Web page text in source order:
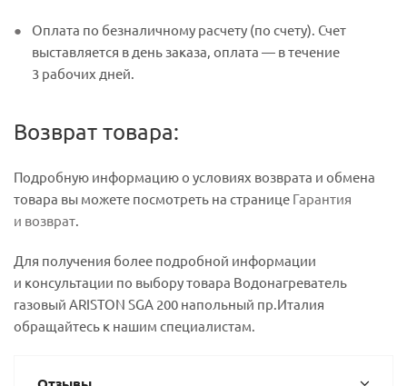
Оплата по безналичному расчету (по счету). Счет
выставляется в день заказа, оплата — в течение
3 рабочих дней.
Возврат товара:
Подробную информацию о условиях возврата и обмена
товара вы можете посмотреть на странице Гарантия
и возврат.
Для получения более подробной информации
и консультации по выбору товара Водонагреватель
газовый ARISTON SGA 200 напольный пр.Италия
обращайтесь к нашим специалистам.